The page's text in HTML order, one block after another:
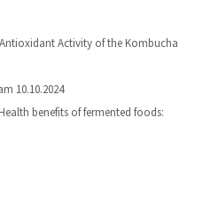
Activity of the Kombucha
10.10.2024
benefits of fermented foods: